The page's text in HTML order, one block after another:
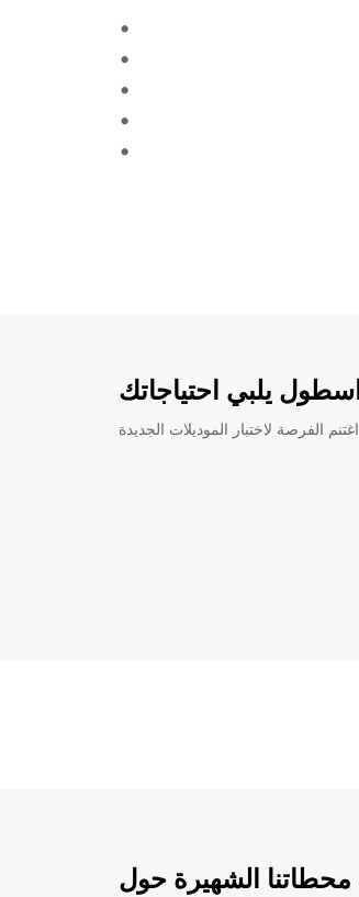
اسطول يلبي احتياجاتك
اغتنم الفرصة لاختبار الموديلات الجديدة